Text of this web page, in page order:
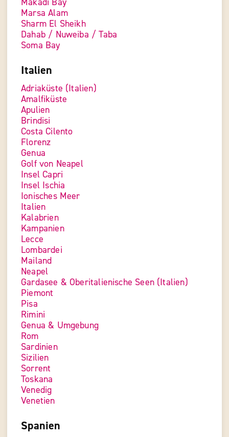
Marsa Alam
Sharm El Sheikh
Dahab / Nuweiba / Taba
Soma Bay
Italien
Adriaküste (Italien)
Amalfiküste
Apulien
Brindisi
Costa Cilento
Florenz
Genua
Golf von Neapel
Insel Capri
Insel Ischia
Ionisches Meer
Italien
Kalabrien
Kampanien
Lecce
Lombardei
Mailand
Neapel
Gardasee & Oberitalienische Seen (Italien)
Piemont
Pisa
Rimini
Genua & Umgebung
Rom
Sardinien
Sizilien
Sorrent
Toskana
Venedig
Venetien
Spanien